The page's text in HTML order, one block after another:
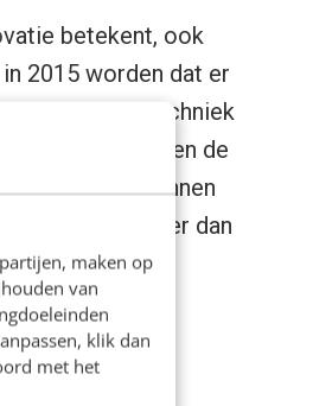
maken op
van
klik dan
met het
betekent, ook
2015 worden dat er
goedkopere techniek
Wie tussen de
om te verkennen
printers. Meer dan